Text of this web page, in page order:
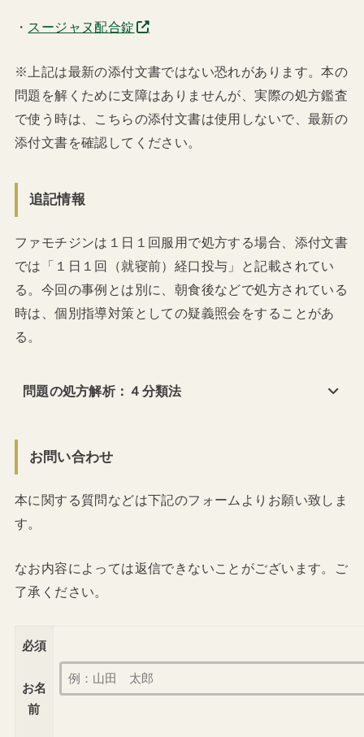
・ スージャヌ配合錠
※上記は最新の添付文書ではない恐れがあります。本の
問題を解くために支障はありませんが、実際の処方鑑査
で使う時は、こちらの添付文書は使用しないで、最新の
添付文書を確認してください。
追記情報
ファモチジンは１日１回服用で処方する場合、添付文書
では「１日１回（就寝前）経口投与」と記載されてい
る。今回の事例とは別に、朝食後などで処方されている
時は、個別指導対策としての疑義照会をすることがあ
る。
問題の処方解析：４分類法
お問い合わせ
本に関する質問などは下記のフォームよりお願い致しま
す。
なお内容によっては返信できないことがございます。ご
了承ください。
必須
お名
前